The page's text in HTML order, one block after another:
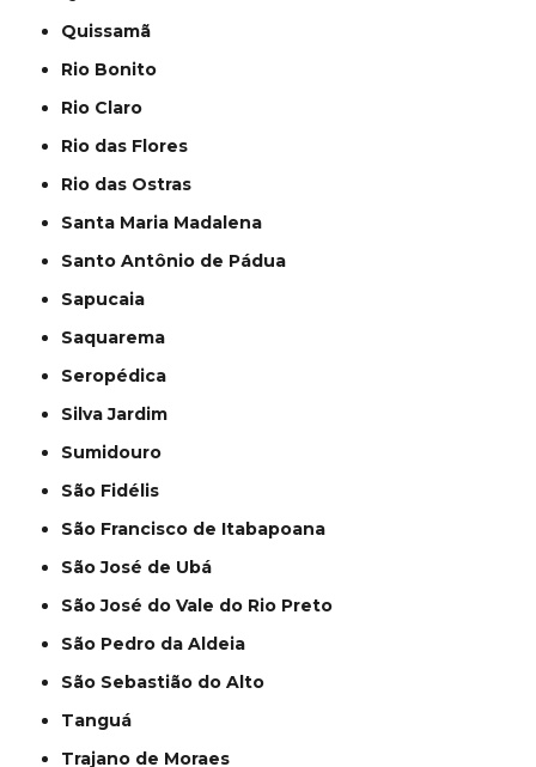
Quissamã
Rio Bonito
Rio Claro
Rio das Flores
Rio das Ostras
Santa Maria Madalena
Santo Antônio de Pádua
Sapucaia
Saquarema
Seropédica
Silva Jardim
Sumidouro
São Fidélis
São Francisco de Itabapoana
São José de Ubá
São José do Vale do Rio Preto
São Pedro da Aldeia
São Sebastião do Alto
Tanguá
Trajano de Moraes